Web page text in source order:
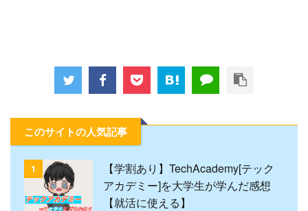
このサイトの人気記事
1
【学割あり】TechAcademy[テック
アカデミー]を大学生が学んだ感想
【就活に使える】